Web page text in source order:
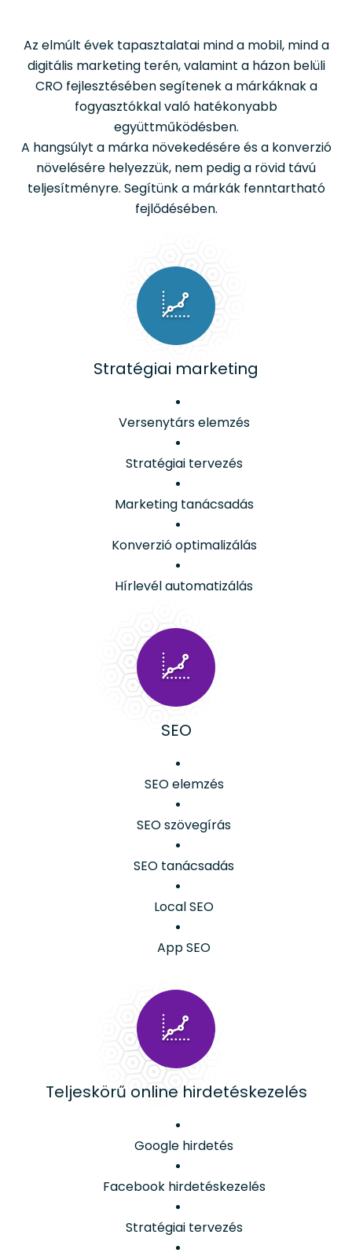
Az elmúlt évek tapasztalatai mind a mobil, mind a
digitális marketing terén, valamint a házon belüli
CRO fejlesztésében segítenek a márkáknak a
fogyasztókkal való hatékonyabb
együttműködésben.
A hangsúlyt a márka növekedésére és a konverzió
növelésére helyezzük, nem pedig a rövid távú
teljesítményre. Segítünk a márkák fenntartható
fejlődésében.
Stratégiai marketing
Versenytárs elemzés
Stratégiai tervezés
Marketing tanácsadás
Konverzió optimalizálás
Hírlevél automatizálás
SEO
SEO elemzés
SEO szövegírás
SEO tanácsadás
Local SEO
App SEO
Teljeskörű online hirdetéskezelés
Google hirdetés
Facebook hirdetéskezelés
Stratégiai tervezés